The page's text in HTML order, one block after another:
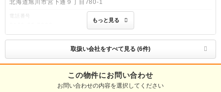
北海道旭川市宮下通９丁目780-1
電話番号
免許番号
北海道知事上川(11)第660号
取引態様
もっと見る
取扱い会社をすべて見る (6件)
この物件にお問い合わせ
お問い合わせの内容を選択してください